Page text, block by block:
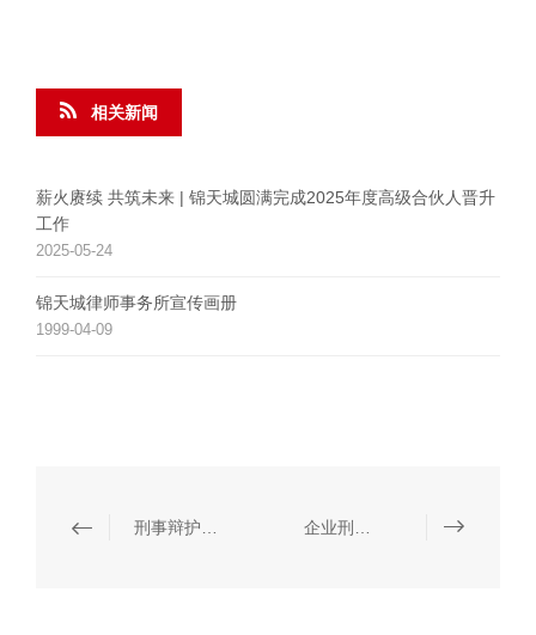
相关新闻
薪火赓续 共筑未来 | 锦天城圆满完成2025年度高级合伙人晋升
工作
2025-05-24
锦天城律师事务所宣传画册
1999-04-09